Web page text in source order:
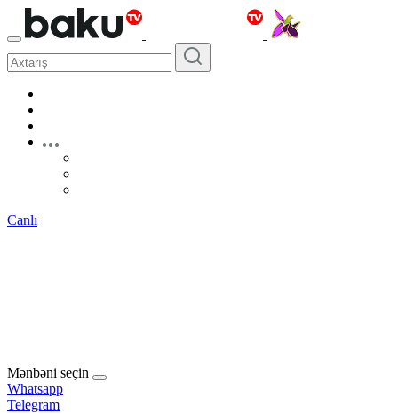
Canlı
Mənbəni seçin
Whatsapp
Telegram